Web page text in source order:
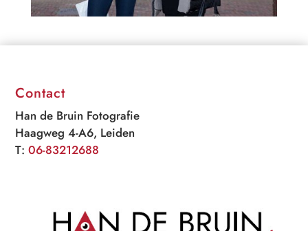
Contact
Han de Bruin Fotografie
Haagweg 4-A6, Leiden
T:06-83212688